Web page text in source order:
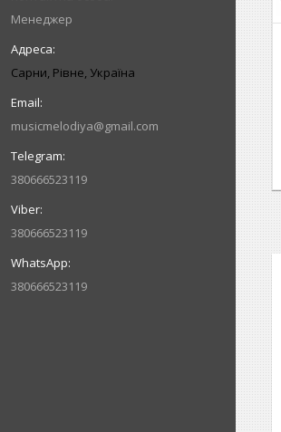
Менеджер
Сарни, Рівне, Україна
musicmelodiya@gmail.com
380666523119
380666523119
380666523119